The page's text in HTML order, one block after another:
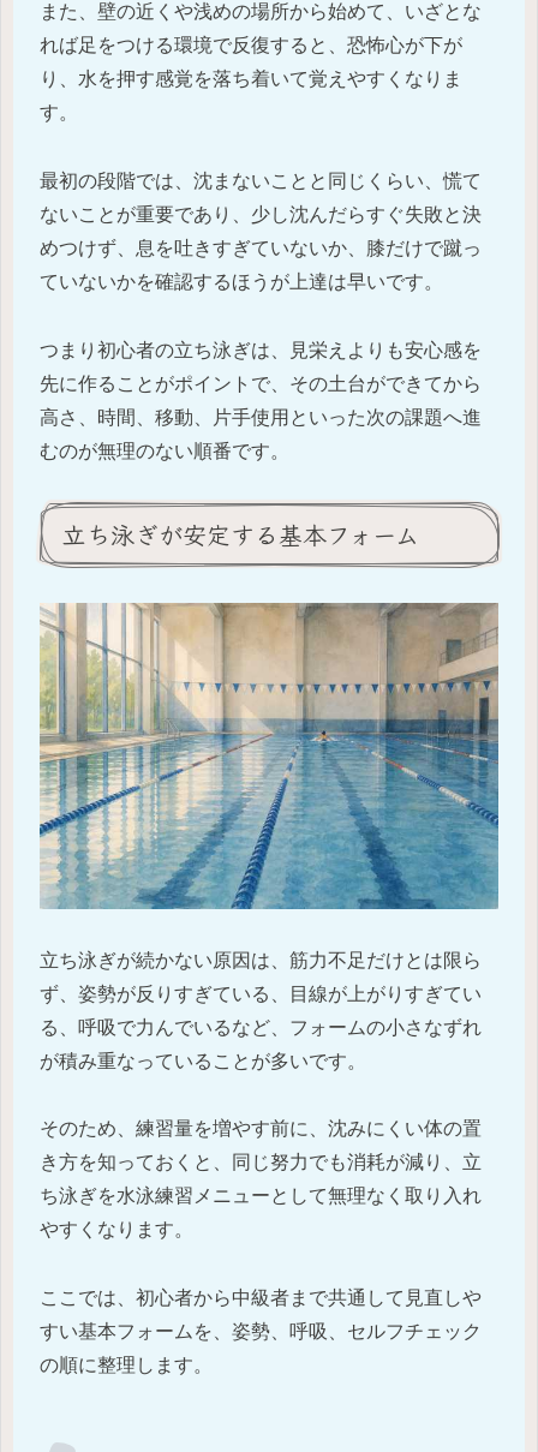
また、壁の近くや浅めの場所から始めて、いざとな
れば足をつける環境で反復すると、恐怖心が下が
り、水を押す感覚を落ち着いて覚えやすくなりま
す。
最初の段階では、沈まないことと同じくらい、慌て
ないことが重要であり、少し沈んだらすぐ失敗と決
めつけず、息を吐きすぎていないか、膝だけで蹴っ
ていないかを確認するほうが上達は早いです。
つまり初心者の立ち泳ぎは、見栄えよりも安心感を
先に作ることがポイントで、その土台ができてから
高さ、時間、移動、片手使用といった次の課題へ進
むのが無理のない順番です。
立ち泳ぎが安定する基本フォーム
立ち泳ぎが続かない原因は、筋力不足だけとは限ら
ず、姿勢が反りすぎている、目線が上がりすぎてい
る、呼吸で力んでいるなど、フォームの小さなずれ
が積み重なっていることが多いです。
そのため、練習量を増やす前に、沈みにくい体の置
き方を知っておくと、同じ努力でも消耗が減り、立
ち泳ぎを水泳練習メニューとして無理なく取り入れ
やすくなります。
ここでは、初心者から中級者まで共通して見直しや
すい基本フォームを、姿勢、呼吸、セルフチェック
の順に整理します。